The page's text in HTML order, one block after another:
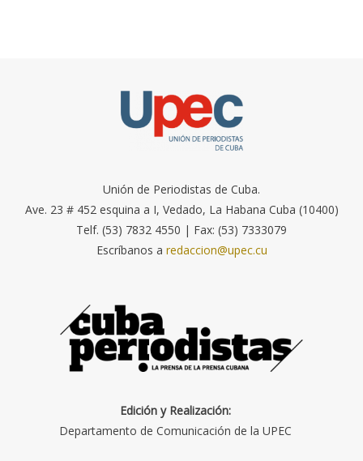
Unión de Periodistas de Cuba.
Ave. 23 # 452 esquina a I, Vedado, La Habana Cuba (10400)
Telf. (53) 7832 4550 | Fax: (53) 7333079
Escríbanos a redaccion@upec.cu
Edición y Realización:
Departamento de Comunicación de la UPEC